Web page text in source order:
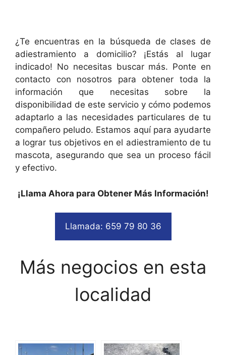
¿Te encuentras en la búsqueda de clases de
adiestramiento a domicilio? ¡Estás al lugar
indicado! No necesitas buscar más. Ponte en
contacto con nosotros para obtener toda la
información que necesitas sobre la
disponibilidad de este servicio y cómo podemos
adaptarlo a las necesidades particulares de tu
compañero peludo. Estamos aquí para ayudarte
a lograr tus objetivos en el adiestramiento de tu
mascota, asegurando que sea un proceso fácil
y efectivo.
¡Llama Ahora para Obtener Más Información!
Llamada: 659 79 80 36
Más negocios en esta
localidad